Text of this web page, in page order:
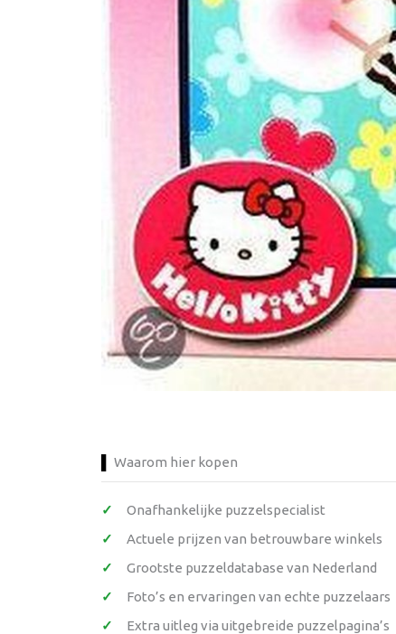
Waarom hier kopen
Onafhankelijke puzzelspecialist
Actuele prijzen van betrouwbare winkels
Grootste puzzeldatabase van Nederland
Foto’s en ervaringen van echte puzzelaars
Extra uitleg via uitgebreide puzzelpagina’s